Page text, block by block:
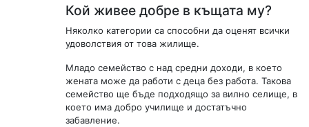
Кой живее добре в къщата му?
Няколко категории са способни да оценят всички
удоволствия от това жилище.
Младо семейство с над средни доходи, в което
жената може да работи с деца без работа. Такова
семейство ще бъде подходящо за вилно селище, в
което има добро училище и достатъчно
забавление.